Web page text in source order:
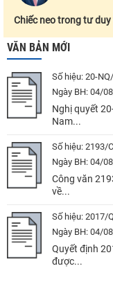
Chiếc neo trong tư
VĂN BẢN MỚI
Số hiệu: 20-
Ngày BH: 04/
Nghị quyết
Nam...
Số hiệu: 2193/
Ngày BH: 04/
Công văn
về...
Số hiệu: 2017/
Ngày BH: 04/
Quyết định
được...